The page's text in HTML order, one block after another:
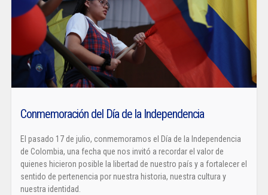
Conmemoración del Día de la Independencia
El pasado 17 de julio, conmemoramos el Día de la Independencia
de Colombia, una fecha que nos invitó a recordar el valor de
quienes hicieron posible la libertad de nuestro país y a fortalecer el
sentido de pertenencia por nuestra historia, nuestra cultura y
nuestra identidad.